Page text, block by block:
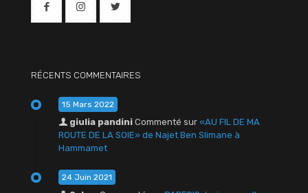
RÉCENTS COMMENTAIRES
15 Mars 2022
giulia pandini Commenté sur «AU FIL DE MA
ROUTE DE LA SOIE» de Najet Ben Slimane à
Hammamet
24 Juin 2021